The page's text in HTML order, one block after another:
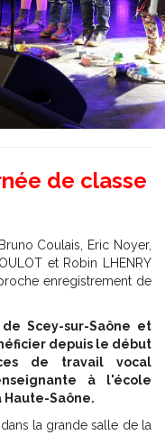
de classe
Coulais, Eric Noyer,
et Robin LHENRY
enregistrement de
Scey-sur-Saône et
depuis le début
de travail vocal
à l'école
Saône.
la grande salle de la